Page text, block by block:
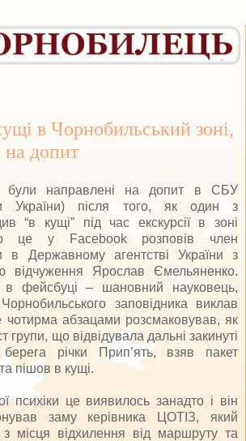
в Чорнобильський зоні,
на допит
були направлені на допит в СБУ
України) після того, як один з
“в кущі” під час екскурсії в зоні
це у Facebook розповів член
в Державному агентстві України з
відчуження Ярослав Ємельяненко.
в фейсбуці – шановний науковець,
Чорнобильського заповідника виклав
чотирма абзацами розсмаковував, як
групи, що відвідувала дальні закинуті
берега річки Прип’ять, взяв пакет
пішов в кущі.
психіки це виявилось занадто і він
заму керівника ЦОТІЗ, який
місця відхилення від маршруту та